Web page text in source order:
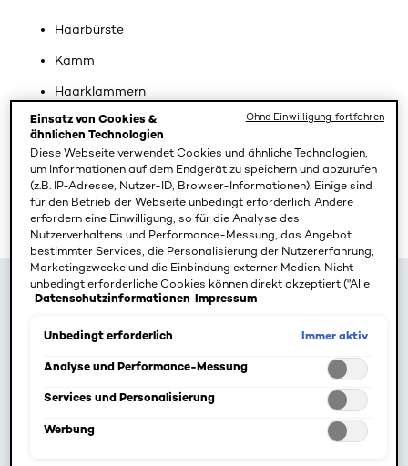
Haarbürste
Kamm
Haarklammern
Durchsichtige Haargummis
Schaumfestiger, Haarlack oder -spray zum
Fixieren
Eine unkomplizierte Flechtfrisur für jeden
Morgen
Einsatz von Cookies &
ähnlichen Technologien
Diese Webseite verwendet Cookies und ähnliche Technologien,
um Informationen auf dem Endgerät zu speichern und abzurufen
(z.B. IP-Adresse, Nutzer-ID, Browser-Informationen). Einige sind
für den Betrieb der Webseite unbedingt erforderlich. Andere
erfordern eine Einwilligung, so für die Analyse des
Nutzerverhaltens und Performance-Messung, das Angebot
bestimmter Services, die Personalisierung der Nutzererfahrung,
Marketingzwecke und die Einbindung externer Medien. Nicht
unbedingt erforderliche Cookies können direkt akzeptiert ("Alle
akzeptieren") oder abgelehnt ("Ohne Einwilligung fortfahren")
ebenfalls möglich und speicherbar ("Auswahl speichern"). Die
angepasst werden. Für weitere Informationen s. unsere
Datenschutzinformationen Impressum
Unbedingt erforderlich Immer aktiv
Analyse und Performance-Messung
Services und Personalisierung
Werbung
Ohne Einwilligung fortfahren